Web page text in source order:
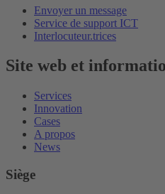
Envoyer un message
Service de support ICT
Interlocuteur.trices
Site web et
Services
Innovation
Cases
A propos
News
Siège